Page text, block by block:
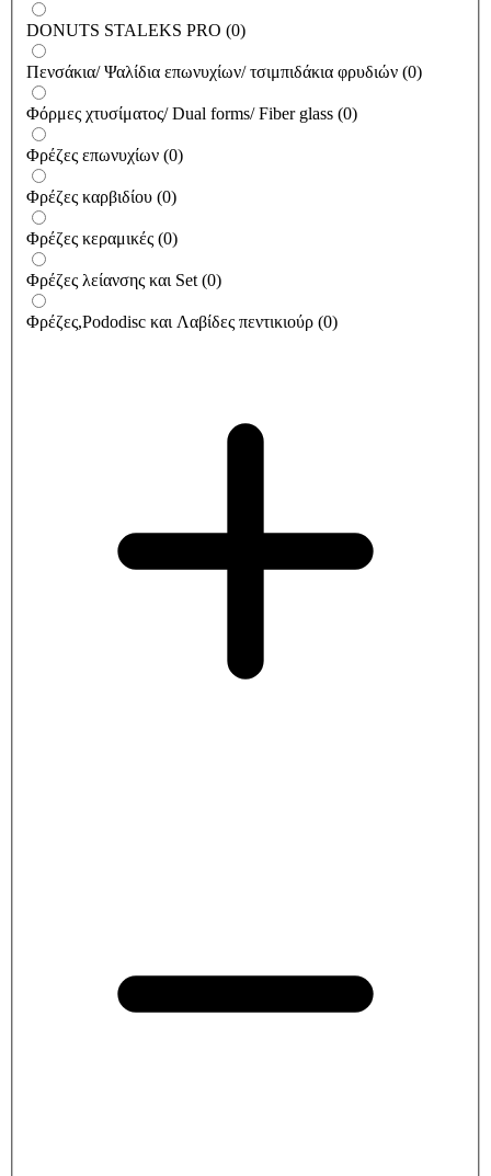
DONUTS STALEKS PRO (0)
Πενσάκια/ Ψαλίδια επωνυχίων/ τσιμπιδάκια φρυδιών (0)
Φόρμες χτυσίματος/ Dual forms/ Fiber glass (0)
Φρέζες επωνυχίων (0)
Φρέζες καρβιδίου (0)
Φρέζες κεραμικές (0)
Φρέζες λείανσης και Set (0)
Φρέζες,Pododisc και Λαβίδες πεντικιούρ (0)